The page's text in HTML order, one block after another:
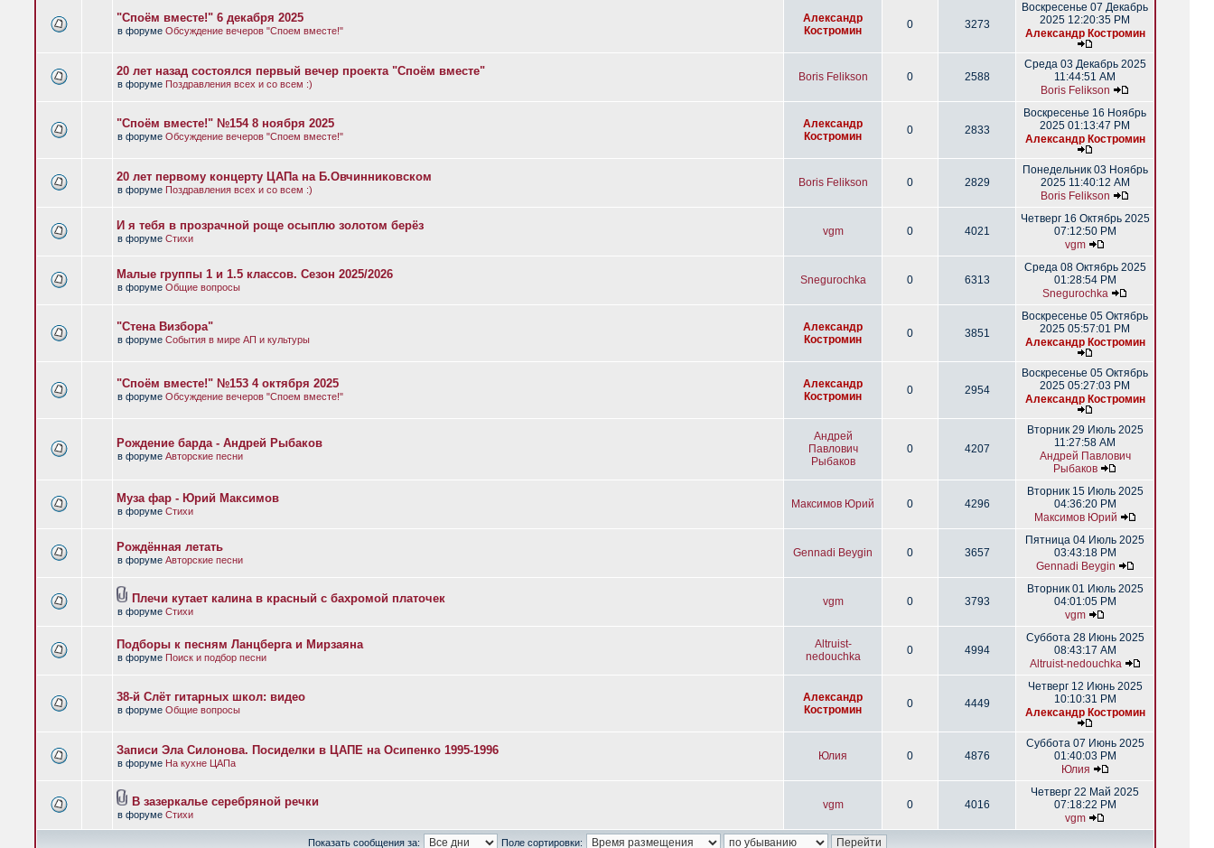
"Споём вместе!" 6 декабря 2025
в форуме Обсуждение вечеров "Споем вместе!"
Александр
Костромин
0 3273
Воскресенье 07 Декабрь
2025 12:20:35 PM
Александр Костромин
20 лет назад состоялся первый вечер проекта "Споём вместе"
в форуме Поздравления всех и со всем :)
Boris Felikson 0 2588
Среда 03 Декабрь 2025
11:44:51 AM
Boris Felikson
"Споём вместе!" №154 8 ноября 2025
в форуме Обсуждение вечеров "Споем вместе!"
Александр
Костромин
0 2833
Воскресенье 16 Ноябрь
2025 01:13:47 PM
Александр Костромин
20 лет первому концерту ЦАПа на Б.Овчинниковском
в форуме Поздравления всех и со всем :)
Boris Felikson 0 2829
Понедельник 03 Ноябрь
2025 11:40:12 AM
Boris Felikson
И я тебя в прозрачной роще осыплю золотом берёз
в форуме Стихи
vgm 0 4021
Четверг 16 Октябрь 2025
07:12:50 PM
vgm
Малые группы 1 и 1.5 классов. Сезон 2025/2026
в форуме Общие вопросы
Snegurochka 0 6313
Среда 08 Октябрь 2025
01:28:54 PM
Snegurochka
"Стена Визбора"
в форуме События в мире АП и культуры
Александр
Костромин
0 3851
Воскресенье 05 Октябрь
2025 05:57:01 PM
Александр Костромин
"Споём вместе!" №153 4 октября 2025
в форуме Обсуждение вечеров "Споем вместе!"
Александр
Костромин
0 2954
Воскресенье 05 Октябрь
2025 05:27:03 PM
Александр Костромин
Рождение барда - Андрей Рыбаков
в форуме Авторские песни
Андрей
Павлович
Рыбаков
0 4207
Вторник 29 Июль 2025
11:27:58 AM
Андрей Павлович
Рыбаков
Муза фар - Юрий Максимов
в форуме Стихи
Максимов Юрий 0 4296
Вторник 15 Июль 2025
04:36:20 PM
Максимов Юрий
Рождённая летать
в форуме Авторские песни
Gennadi Beygin 0 3657
Пятница 04 Июль 2025
03:43:18 PM
Gennadi Beygin
Плечи кутает калина в красный с бахромой платочек
в форуме Стихи
vgm 0 3793
Вторник 01 Июль 2025
04:01:05 PM
vgm
Подборы к песням Ланцберга и Мирзаяна
в форуме Поиск и подбор песни
Altruist-
nedouchka
0 4994
Суббота 28 Июнь 2025
08:43:17 AM
Altruist-nedouchka
38-й Слёт гитарных школ: видео
в форуме Общие вопросы
Александр
Костромин
0 4449
Четверг 12 Июнь 2025
10:10:31 PM
Александр Костромин
Записи Эла Силонова. Посиделки в ЦАПЕ на Осипенко 1995-1996
в форуме На кухне ЦАПа
Юлия 0 4876
Суббота 07 Июнь 2025
01:40:03 PM
Юлия
В зазеркалье серебряной речки
в форуме Стихи
vgm 0 4016
Четверг 22 Май 2025
07:18:22 PM
vgm
Показать сообщения за: Поле сортировки: